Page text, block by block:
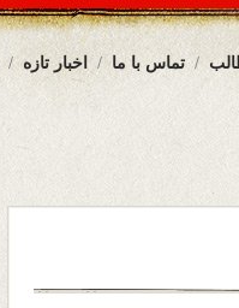
اخبار تازه تماس با ما